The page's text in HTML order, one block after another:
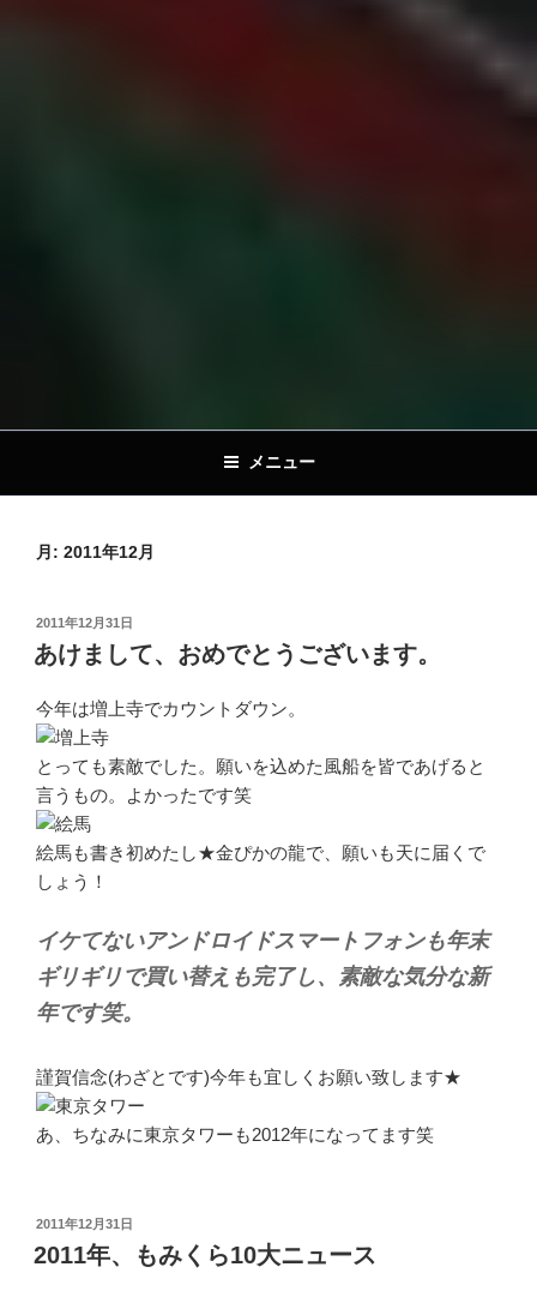
メニュー
月: 2011年12月
投
稿
日:
2011年12月31日
あけまして、おめでとうございます。
今年は増上寺でカウントダウン。
とっても素敵でした。願いを込めた風船を皆であげると
言うもの。よかったです笑
絵馬も書き初めたし★金ぴかの龍で、願いも天に届くで
しょう！
イケてないアンドロイドスマートフォンも年末
ギリギリで買い替えも完了し、素敵な気分な新
年です笑。
謹賀信念(わざとです)今年も宜しくお願い致します★
あ、ちなみに東京タワーも2012年になってます笑
投
稿
日:
2011年12月31日
2011年、もみくら10大ニュース